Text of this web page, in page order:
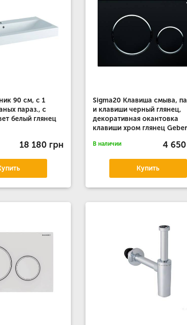
90 см, с 1
параз., с
белый глянец
18 180 грн
Sigma20 Клавиша смыва,
и клавиши черный глянец,
декоративная окантовка
клавиши хром глянец
В наличии 4
Купить